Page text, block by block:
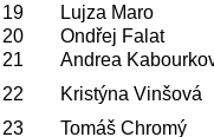
19
Lujza Maro
20
Ondřej Falat
21
Andrea
22
Kristýna Vinšová
23
Tomáš Chromý